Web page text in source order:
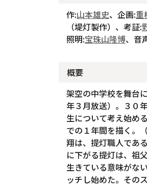
作:山本雄史、企画:重
（堤灯製作）、考証:
照明:宝珠山隆博、音
概要
架空の中学校を舞台
年３月放送）。３０
生について考え始め
での１年間を描く。
翔は、提灯職人であ
に下がる提灯は、祖
生きている意味がな
ッチし始めた。その